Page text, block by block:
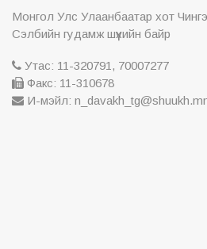
Монгол Улс Улаанбаатар хот
Сэлбийн гудамж шүүхийн байр
Утас: 11-320791, 70007277
Факс: 11-310678
И-мэйл: